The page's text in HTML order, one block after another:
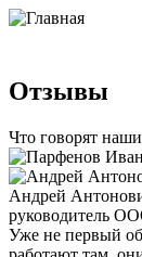
Отзывы
Что говорят
Андрей
руководитель
Уже не первый